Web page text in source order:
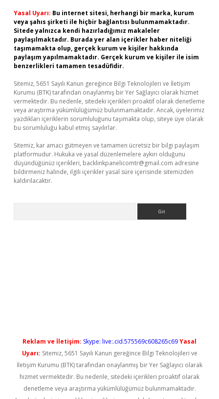
Yasal Uyarı: Bu internet sitesi, herhangi bir marka, kurum
veya şahıs şirketi ile hiçbir bağlantısı bulunmamaktadır.
Sitede yalnızca kendi hazırladığımız makaleler
paylaşılmaktadır. Burada yer alan içerikler haber niteliği
taşımamakta olup, gerçek kurum ve kişiler hakkında
paylaşım yapılmamaktadır. Gerçek kurum ve kişiler ile isim
benzerlikleri tamamen tesadüfidir.
Sitemiz, 5651 Sayılı Kanun gereğince Bilgi Teknolojileri ve İletişim
Kurumu (BTK) tarafından onaylanmış bir Yer Sağlayıcı olarak hizmet
vermektedir. Bu nedenle, sitedeki içerikleri proaktif olarak denetleme
veya araştırma yükümlülüğümüz bulunmamaktadır. Ancak, üyelerimiz
yazdıkları içeriklerin sorumluluğunu taşımakta olup, siteye üye olarak
bu sorumluluğu kabul etmiş sayılırlar.
Sitemiz, kar amacı gütmeyen ve tamamen ücretsiz bir bilgi paylaşım
platformudur. Hukuka ve yasal düzenlemelere aykırı olduğunu
düşündüğünüz içerikleri, backlinkpanelicomtr@gmail.com adresine
bildirmeniz halinde, ilgili içerikler yasal süre içerisinde sitemizden
kaldırılacaktır.
Reklam ve İletişim: Skype: live:.cid.575569c608265c69Yasal
Uyarı: Sitemiz, 5651 Sayılı Kanun gereğince Bilgi Teknolojileri ve
İletişim Kurumu (BTK) tarafından onaylanmış bir Yer Sağlayıcı olarak
hizmet vermektedir. Bu nedenle, sitedeki içerikleri proaktif olarak
denetleme veya araştırma yükümlülüğümüz bulunmamaktadır.